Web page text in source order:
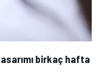
birkaç hafta